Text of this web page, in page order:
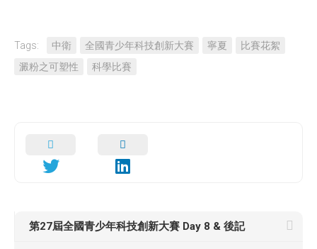
Tags: 中衛 全國青少年科技創新大賽 寧夏
比賽花絮
澱粉之可塑性
科學比賽
第27屆全國青少年科技創新大賽 Day 8 & 後記